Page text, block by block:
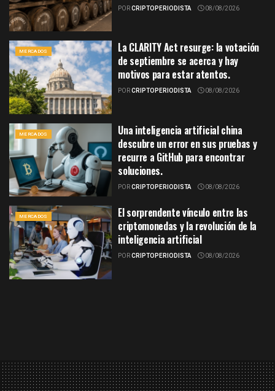
PORCRIPTOPERIODISTA 08/08/2026
MERCADOS
La CLARITY Act resurge: la votación
de septiembre se acerca y hay
motivos para estar atentos.
PORCRIPTOPERIODISTA 08/08/2026
MERCADOS
Una inteligencia artificial china
descubre un error en sus pruebas y
recurre a GitHub para encontrar
soluciones.
PORCRIPTOPERIODISTA 08/08/2026
MERCADOS
El sorprendente vínculo entre las
criptomonedas y la revolución de la
inteligencia artificial
PORCRIPTOPERIODISTA 08/08/2026